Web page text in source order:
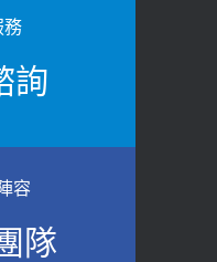
心泌尿道感染
【年代電視
務
詢
容
隊